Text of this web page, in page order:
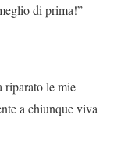
di prima!”
riparato le mie
a chiunque viva